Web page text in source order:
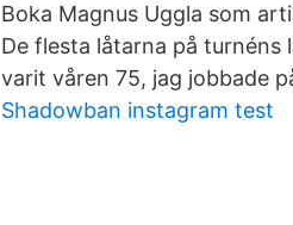
Boka Magnus Uggla som
De flesta låtarna på
varit våren 75, jag jobbade
Shadowban instagram test